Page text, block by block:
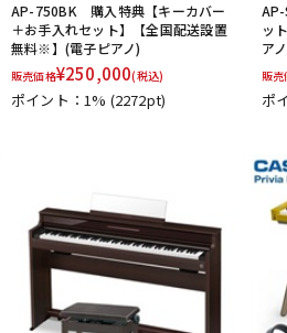
AP-750BK 購入特典【キーカバー
＋お手入れセット】【全国配送設置
無料※】(電子ピアノ)
販売価格¥250,000(税込)
ポイント：1% (2272pt)
ッ
ア
販売
ポ